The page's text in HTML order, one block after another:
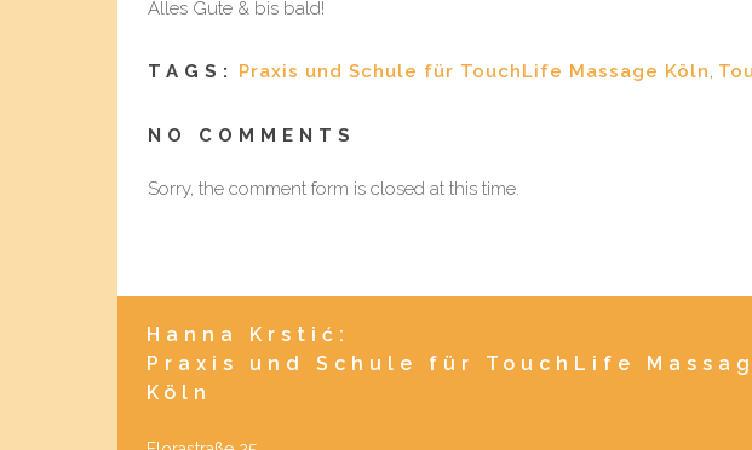
Alles Gute & bis bald!
TAGS: Praxis und Schule für TouchLife Massage Köln,
NO COMMENTS
Sorry, the comment form is closed at this time.
Hanna Krstić:
Praxis und Schule für TouchLife
Köln